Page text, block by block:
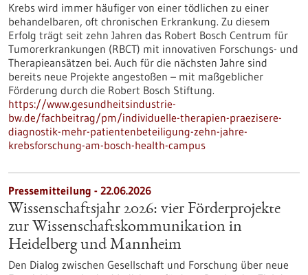
Krebs wird immer häufiger von einer tödlichen zu einer
behandelbaren, oft chronischen Erkrankung. Zu diesem
Erfolg trägt seit zehn Jahren das Robert Bosch Centrum für
Tumorerkrankungen (RBCT) mit innovativen Forschungs- und
Therapieansätzen bei. Auch für die nächsten Jahre sind
bereits neue Projekte angestoßen – mit maßgeblicher
Förderung durch die Robert Bosch Stiftung.
https://www.gesundheitsindustrie-
bw.de/fachbeitrag/pm/individuelle-therapien-praezisere-
diagnostik-mehr-patientenbeteiligung-zehn-jahre-
krebsforschung-am-bosch-health-campus
Pressemitteilung - 22.06.2026
Wissenschaftsjahr 2026: vier Förderprojekte
zur Wissenschaftskommunikation in
Heidelberg und Mannheim
Den Dialog zwischen Gesellschaft und Forschung über neue